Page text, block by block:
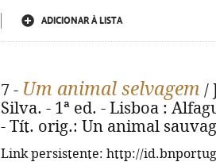
ADICIONAR À LISTA
7 - Um animal selvagem /
Silva. - 1ª ed. - Lisboa :
- Tít. orig.: Un animal
Link persistente: http://